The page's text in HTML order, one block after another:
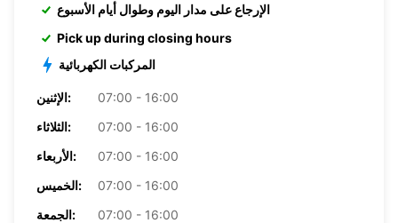
الإرجاع على مدار اليوم وطوال أيام الأسبوع
Pick up during closing hours
المركبات الكهربائية
الإثنين:
07:00 - 16:00
الثلاثاء:
07:00 - 16:00
الأربعاء:
07:00 - 16:00
الخميس:
07:00 - 16:00
الجمعة:
07:00 - 16:00